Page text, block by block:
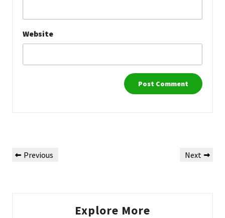
Website
navigation
Previous
Previous
Next
Next
Explore More